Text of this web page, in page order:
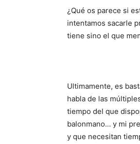
¿Qué os parece si
intentamos sacarle
tiene sino el que
Ultimamente, es
habla de las
tiempo del que
balonmano… y mi
y que necesitan